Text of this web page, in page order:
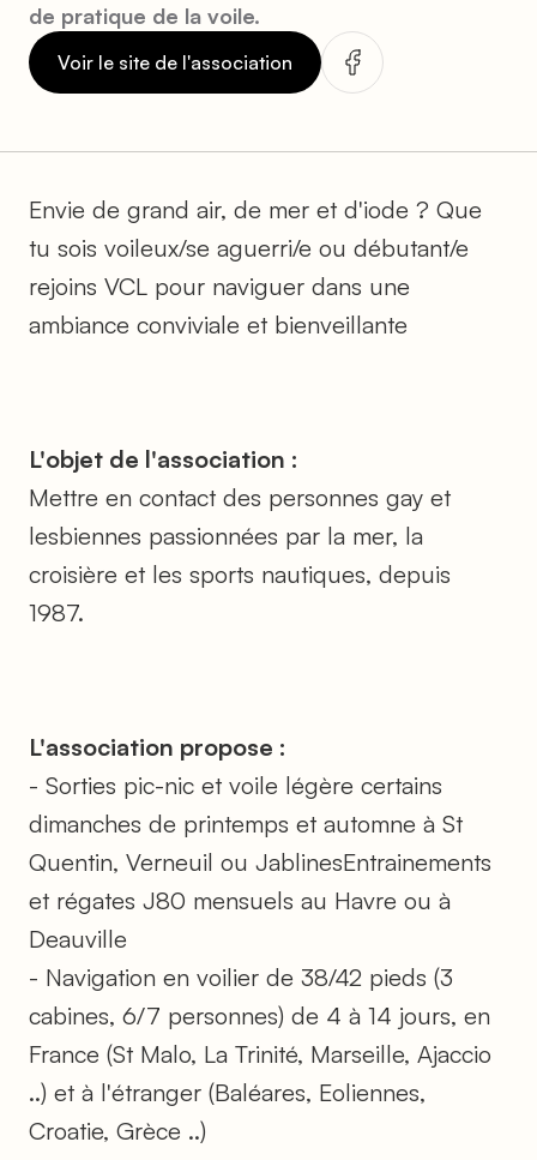
de pratique de la voile.
Voir le site de l'association
Envie de grand air, de mer et d'iode ? Que
tu sois voileux/se aguerri/e ou débutant/e
rejoins VCL pour naviguer dans une
ambiance conviviale et bienveillante
L'objet de l'association :
Mettre en contact des personnes gay et
lesbiennes passionnées par la mer, la
croisière et les sports nautiques, depuis
1987.
L'association propose :
- Sorties pic-nic et voile légère certains
dimanches de printemps et automne à St
Quentin, Verneuil ou JablinesEntrainements
et régates J80 mensuels au Havre ou à
Deauville
- Navigation en voilier de 38/42 pieds (3
cabines, 6/7 personnes) de 4 à 14 jours, en
France (St Malo, La Trinité, Marseille, Ajaccio
..) et à l'étranger (Baléares, Eoliennes,
Croatie, Grèce ..)